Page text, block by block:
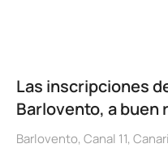
Las inscripciones
Barlovento, a buen
Barlovento, Canal 11,